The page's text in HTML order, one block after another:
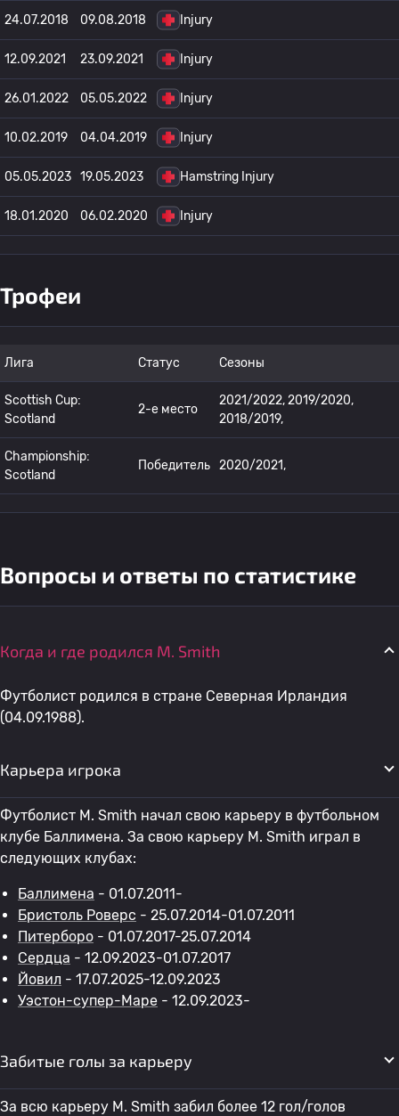
24.07.2018 09.08.2018 Injury
12.09.2021 23.09.2021 Injury
26.01.2022 05.05.2022 Injury
10.02.2019 04.04.2019 Injury
05.05.2023 19.05.2023 Hamstring Injury
18.01.2020 06.02.2020 Injury
Трофеи
Лига Статус Сезоны
Scottish Cup:
Scotland
2-е место
2021/2022, 2019/2020,
2018/2019,
Championship:
Scotland
Победитель 2020/2021,
Вопросы и ответы по статистике
Когда и где родился M. Smith
Футболист родился в стране Северная Ирландия
(04.09.1988).
Карьера игрока
Футболист M. Smith начал свою карьеру в футбольном
клубе Баллимена. За свою карьеру M. Smith играл в
следующих клубах:
Баллимена - 01.07.2011-
Бристоль Роверс - 25.07.2014-01.07.2011
Питерборо - 01.07.2017-25.07.2014
Сердца - 12.09.2023-01.07.2017
Йовил - 17.07.2025-12.09.2023
Уэстон-супер-Маре - 12.09.2023-
Забитые голы за карьеру
За всю карьеру M. Smith забил более 12 гол/голов